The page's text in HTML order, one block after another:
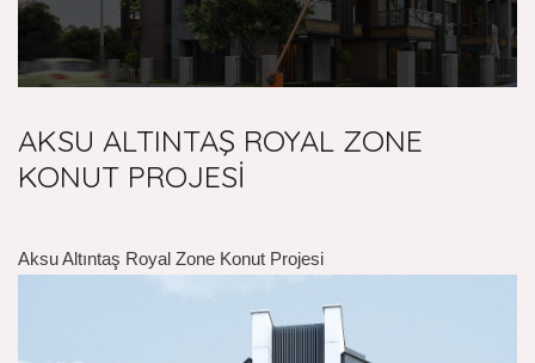
AKSU ALTINTAŞ ROYAL ZONE
KONUT PROJESİ
Aksu Altıntaş Royal Zone Konut Projesi